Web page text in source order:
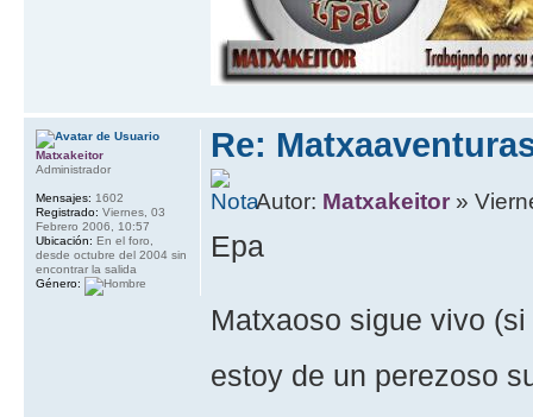
Re:
Autor: Matxakeitor »
Epa
Matxaoso sigue vivo
estoy de un perezoso
Matxakeitor
Administrador
Mensajes: 1602
Registrado: Viernes, 03
Febrero 2006, 10:57
Ubicación: En el foro,
desde octubre del 2004 sin
encontrar la salida
Género: